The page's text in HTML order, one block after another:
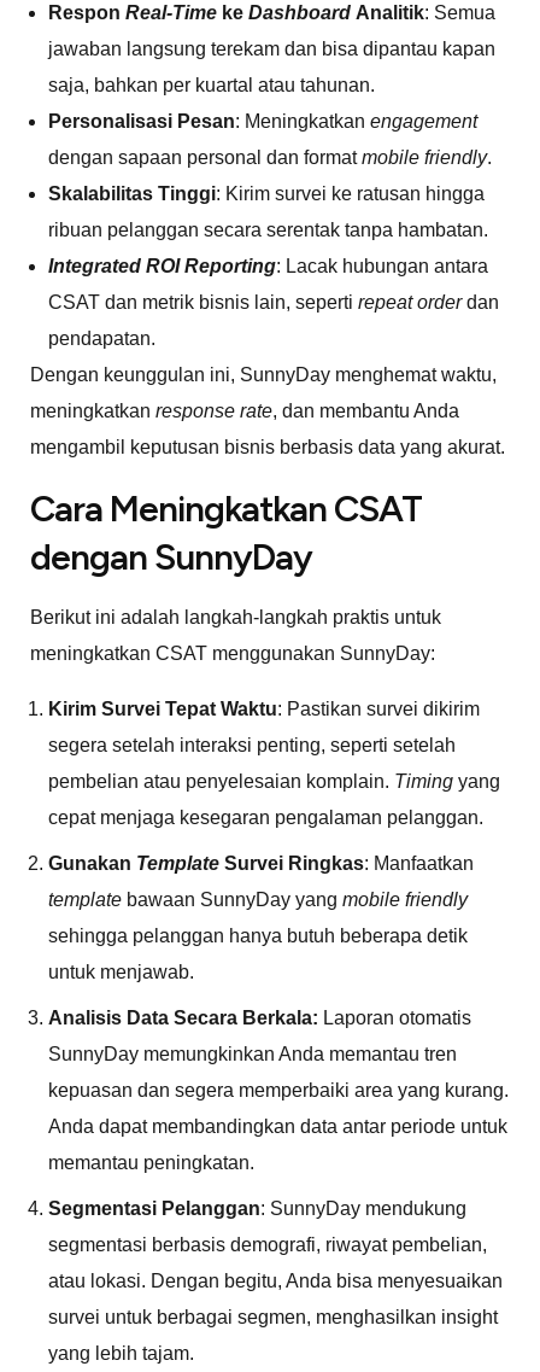
Respon Real-Time ke Dashboard Analitik: Semua
jawaban langsung terekam dan bisa dipantau kapan
saja, bahkan per kuartal atau tahunan.
Personalisasi Pesan: Meningkatkan engagement
dengan sapaan personal dan formatmobile friendly.
Skalabilitas Tinggi: Kirim survei ke ratusan hingga
ribuan pelanggan secara serentak tanpa hambatan.
Integrated ROI Reporting: Lacak hubungan antara
CSAT dan metrik bisnis lain, seperti repeat orderdan
pendapatan.
Dengan keunggulan ini, SunnyDay menghemat waktu,
meningkatkan response rate, dan membantu Anda
mengambil keputusan bisnis berbasis data yang akurat.
Cara Meningkatkan CSAT
dengan SunnyDay
Berikut ini adalah langkah-langkah praktis untuk
meningkatkan CSAT menggunakan SunnyDay:
Kirim Survei Tepat Waktu: Pastikan survei dikirim
segera setelah interaksi penting, seperti setelah
pembelian atau penyelesaian komplain. Timing yang
cepat menjaga kesegaran pengalaman pelanggan.
Gunakan Template Survei Ringkas: Manfaatkan
template bawaan SunnyDay yang mobile friendly
sehingga pelanggan hanya butuh beberapa detik
untuk menjawab.
Analisis Data Secara Berkala: Laporan otomatis
SunnyDay memungkinkan Anda memantau tren
kepuasan dan segera memperbaiki area yang kurang.
Anda dapat membandingkan data antar periode untuk
memantau peningkatan.
Segmentasi Pelanggan: SunnyDay mendukung
segmentasi berbasis demografi, riwayat pembelian,
atau lokasi. Dengan begitu, Anda bisa menyesuaikan
survei untuk berbagai segmen, menghasilkan insight
yang lebih tajam.